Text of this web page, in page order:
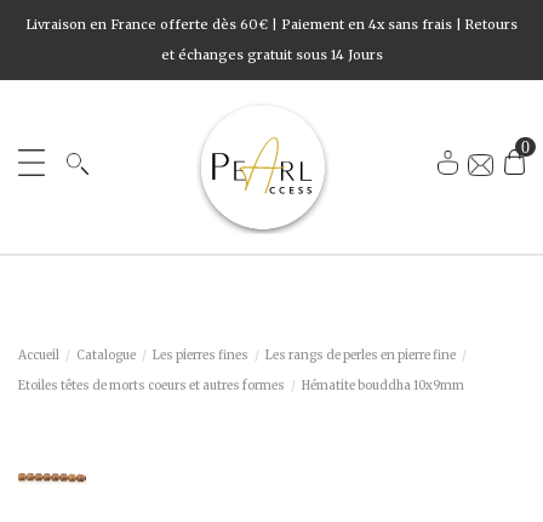
Livraison en France offerte dès 60€ | Paiement en 4x sans frais | Retours
et échanges gratuit sous 14 Jours
0
Accueil Catalogue Les pierres fines
Les rangs de perles en pierre fine
Etoiles têtes de morts coeurs et autres formes
Hématite bouddha 10x9mm